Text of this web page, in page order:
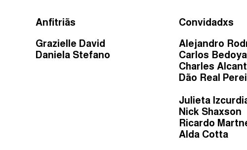
Anfitriãs
Grazielle David
Daniela Stefano
Convidadxs
Alejandro
Carlos Bedoya
Charles
Dão Real
Julieta
Nick Shaxson
Ricardo
Alda Cotta